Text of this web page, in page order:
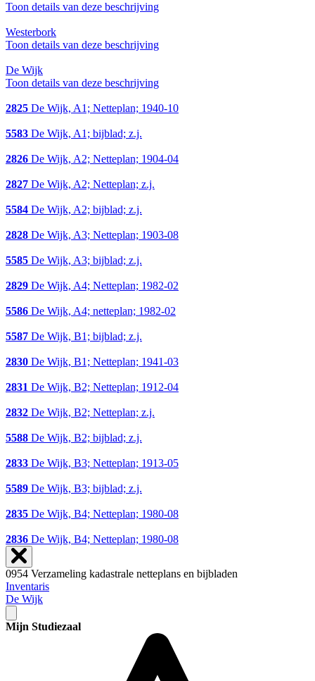
Toon details van deze beschrijving
Westerbork
Toon details van deze beschrijving
De Wijk
Toon details van deze beschrijving
2825 De Wijk, A1; Netteplan; 1940-10
5583 De Wijk, A1; bijblad; z.j.
2826 De Wijk, A2; Netteplan; 1904-04
2827 De Wijk, A2; Netteplan; z.j.
5584 De Wijk, A2; bijblad; z.j.
2828 De Wijk, A3; Netteplan; 1903-08
5585 De Wijk, A3; bijblad; z.j.
2829 De Wijk, A4; Netteplan; 1982-02
5586 De Wijk, A4; netteplan; 1982-02
5587 De Wijk, B1; bijblad; z.j.
2830 De Wijk, B1; Netteplan; 1941-03
2831 De Wijk, B2; Netteplan; 1912-04
2832 De Wijk, B2; Netteplan; z.j.
5588 De Wijk, B2; bijblad; z.j.
2833 De Wijk, B3; Netteplan; 1913-05
5589 De Wijk, B3; bijblad; z.j.
2835 De Wijk, B4; Netteplan; 1980-08
2836 De Wijk, B4; Netteplan; 1980-08
0954 Verzameling kadastrale netteplans en bijbladen
Inventaris
De Wijk
Mijn Studiezaal